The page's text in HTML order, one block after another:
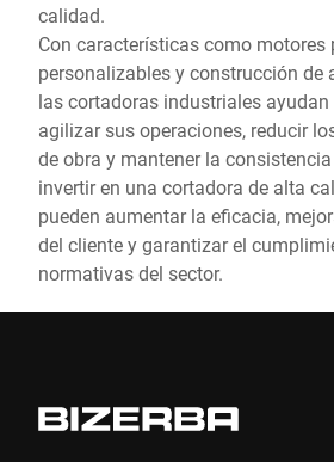
calidad.
Con características como motores
personalizables y construcción de
las cortadoras industriales
agilizar sus operaciones, reducir
de obra y mantener la
invertir en una cortadora de alta
pueden aumentar la eficacia,
del cliente y garantizar el
normativas del sector.